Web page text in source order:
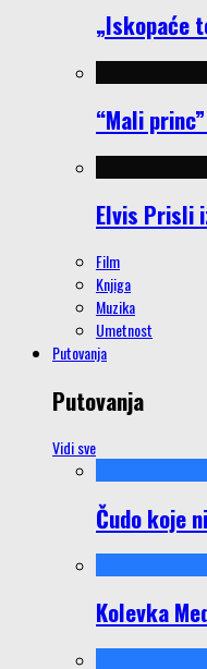
„Iskopaće
“Mali
Elvis Prisli
Film
Knjiga
Muzika
Umetnost
Putovanja
Putovanja
Vidi sve
Čudo koje
Kolevka